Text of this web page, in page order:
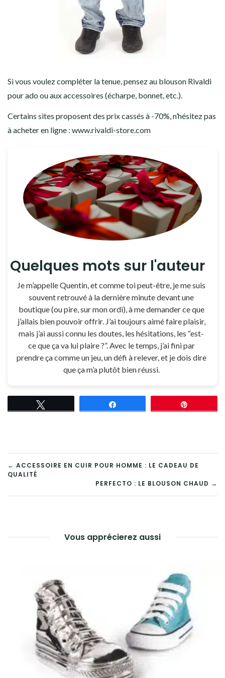
Si vous voulez compléter la tenue, pensez au blouson Rivaldi
pour ado ou aux accessoires (écharpe, bonnet, etc.).
Certains sites proposent des prix cassés à -70%, n’hésitez pas
à acheter en ligne : www.rivaldi-store.com
Quelques mots sur l'auteur
Je m’appelle Quentin, et comme toi peut-être, je me suis
souvent retrouvé à la dernière minute devant une
boutique (ou pire, sur mon ordi), à me demander ce que
j’allais bien pouvoir offrir. J’ai toujours aimé faire plaisir,
mais j’ai aussi connu les doutes, les hésitations, les “est-
ce que ça va lui plaire ?”. Avec le temps, j’ai fini par
prendre ça comme un jeu, un défi à relever, et je dois dire
que ça m’a plutôt bien réussi.
NAVIGATION
DE
← ACCESSOIRE EN CUIR POUR HOMME : LE CADEAU DE
QUALITÉ
PERFECTO : LE BLOUSON CHAUD →
Vous apprécierez aussi